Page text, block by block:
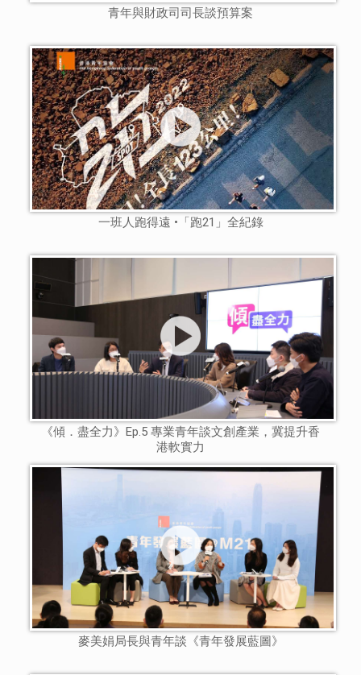
青年與財政司司長談預算案
一班人跑得遠 •「跑21」全紀錄
《傾．盡全力》Ep.5 專業青年談文創產業，冀提升香
港軟實力
麥美娟局長與青年談《青年發展藍圖》